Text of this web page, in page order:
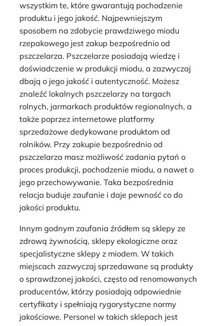
wszystkim te, które gwarantują pochodzenie
produktu i jego jakość. Najpewniejszym
sposobem na zdobycie prawdziwego miodu
rzepakowego jest zakup bezpośrednio od
pszczelarza. Pszczelarze posiadają wiedzę i
doświadczenie w produkcji miodu, a zazwyczaj
dbają o jego jakość i autentyczność. Możesz
znaleźć lokalnych pszczelarzy na targach
rolnych, jarmarkach produktów regionalnych, a
także poprzez internetowe platformy
sprzedażowe dedykowane produktom od
rolników. Przy zakupie bezpośrednio od
pszczelarza masz możliwość zadania pytań o
proces produkcji, pochodzenie miodu, a nawet o
jego przechowywanie. Taka bezpośrednia
relacja buduje zaufanie i daje pewność co do
jakości produktu.
Innym godnym zaufania źródłem są sklepy ze
zdrową żywnością, sklepy ekologiczne oraz
specjalistyczne sklepy z miodem. W takich
miejscach zazwyczaj sprzedawane są produkty
o sprawdzonej jakości, często od renomowanych
producentów, którzy posiadają odpowiednie
certyfikaty i spełniają rygorystyczne normy
jakościowe. Personel w takich sklepach jest